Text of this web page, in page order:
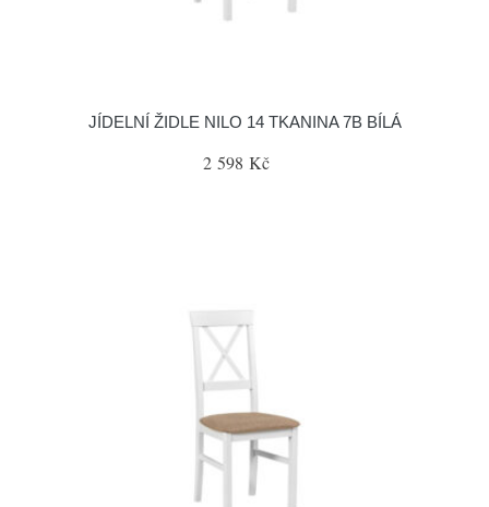
JÍDELNÍ ŽIDLE NILO 14 TKANINA 7B BÍLÁ
2 598 Kč